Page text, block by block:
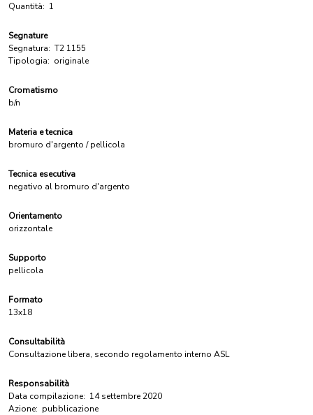
Quantità: 1
Segnature
Segnatura: T2 1155
Tipologia: originale
Cromatismo
b/n
Materia e tecnica
bromuro d'argento / pellicola
Tecnica esecutiva
negativo al bromuro d'argento
Orientamento
orizzontale
Supporto
pellicola
Formato
13x18
Consultabilità
Consultazione libera, secondo regolamento interno ASL
Responsabilità
Data compilazione: 14 settembre 2020
Azione: pubblicazione